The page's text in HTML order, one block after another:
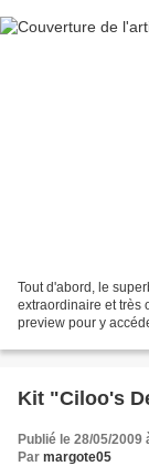
Tout d'abord, le
extraordinaire et très
preview pour y
Kit "Ciloo's
Publié le 28/05/2009
Par margote05